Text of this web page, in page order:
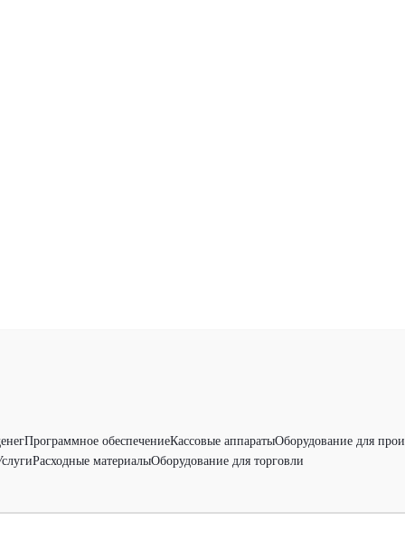
Программное обеспечениеКассовые аппаратыОборудование для
Расходные материалыОборудование для торговли